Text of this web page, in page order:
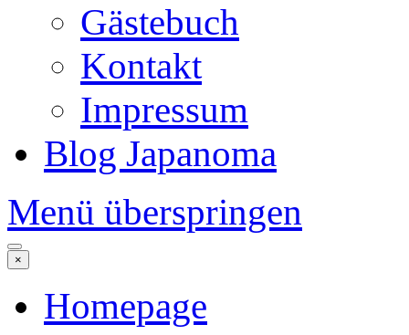
Gästebuch
Kontakt
Impressum
Blog Japanoma
Menü überspringen
×
Homepage